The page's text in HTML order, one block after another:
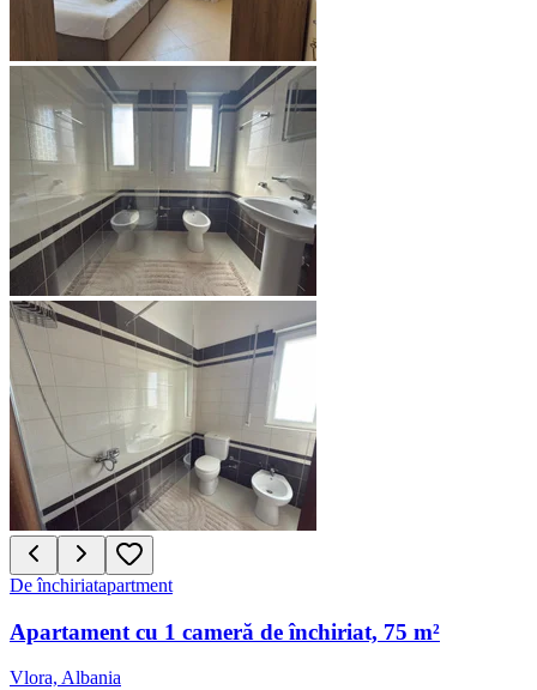
De închiriatapartment
Apartament cu 1 cameră de închiriat, 75 m²
Vlora, Albania